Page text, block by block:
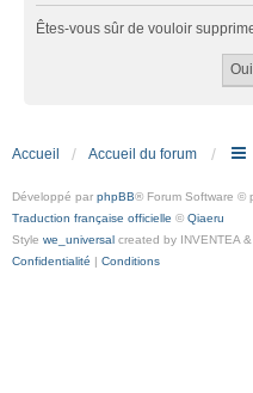
Êtes-vous sûr de vouloir
Accueil Accueil du forum
Développé par phpBB® Forum Software ©
Traduction française officielle © Qiaeru
Style we_universal created by INVENTEA
Confidentialité | Conditions